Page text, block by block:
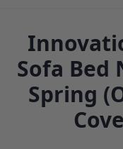
Sofa Bed
Spring